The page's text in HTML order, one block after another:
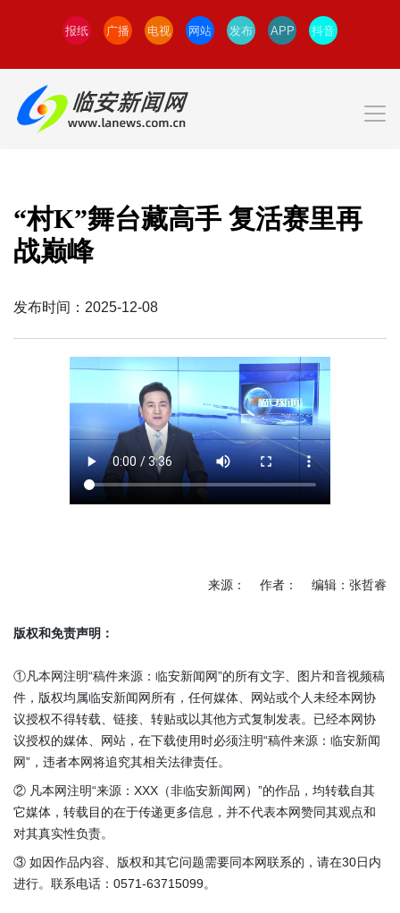
报纸 广播 电视 网站 发布 APP 抖音
“村K”舞台藏高手 复活赛里再
战巅峰
发布时间：2025-12-08
来源： 作者： 编辑：张哲睿
版权和免责声明：
①凡本网注明“稿件来源：临安新闻网”的所有文字、图片和音视频稿
件，版权均属临安新闻网所有，任何媒体、网站或个人未经本网协
议授权不得转载、链接、转贴或以其他方式复制发表。已经本网协
议授权的媒体、网站，在下载使用时必须注明“稿件来源：临安新闻
网”，违者本网将追究其相关法律责任。
② 凡本网注明“来源：XXX（非临安新闻网）”的作品，均转载自其
它媒体，转载目的在于传递更多信息，并不代表本网赞同其观点和
对其真实性负责。
③ 如因作品内容、版权和其它问题需要同本网联系的，请在30日内
进行。联系电话：0571-63715099。